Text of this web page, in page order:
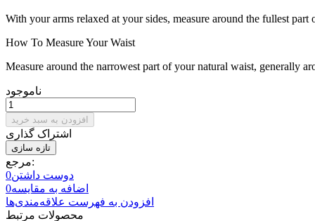
With your arms relaxed at your sides, measure around the fullest part
How To Measure Your Waist
Measure around the narrowest part of your natural waist, generally
ناموجود
افزودن به سبد خرید
اشتراک گذاری
مرجع:
دوست داشتن0
اضافه به مقایسه0
افزودن به فهرست علاقه‌مندی‌ها
محصولات مرتبط